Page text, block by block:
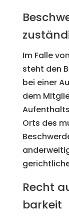
Im Falle
steht den
bei einer
dem
Orts des
Recht
barkeit